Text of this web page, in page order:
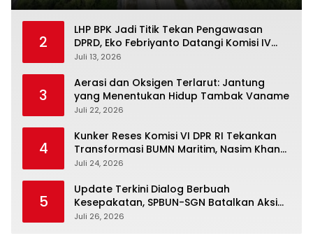
2
LHP BPK Jadi Titik Tekan Pengawasan
DPRD, Eko Febriyanto Datangi Komisi IV
dan Ajak Dewan Kembali Berpijak pada
Juli 13, 2026
3
Aerasi dan Oksigen Terlarut: Jantung
yang Menentukan Hidup Tambak Vaname
Juli 22, 2026
4
Kunker Reses Komisi VI DPR RI Tekankan
Transformasi BUMN Maritim, Nasim Khan
Kawal Penguatan Sektor Laut
Juli 24, 2026
5
Update Terkini Dialog Berbuah
Kesepakatan, SPBUN-SGN Batalkan Aksi
Nasional Setelah Holding Penuhi Sejumlah
Juli 26, 2026